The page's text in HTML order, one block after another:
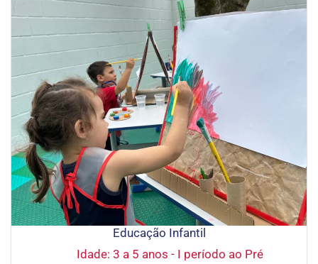
Educação Infantil
Idade: 3 a 5 anos - I período ao Pré